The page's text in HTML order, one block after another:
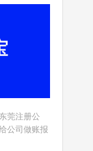
莞注册公
公司做账报